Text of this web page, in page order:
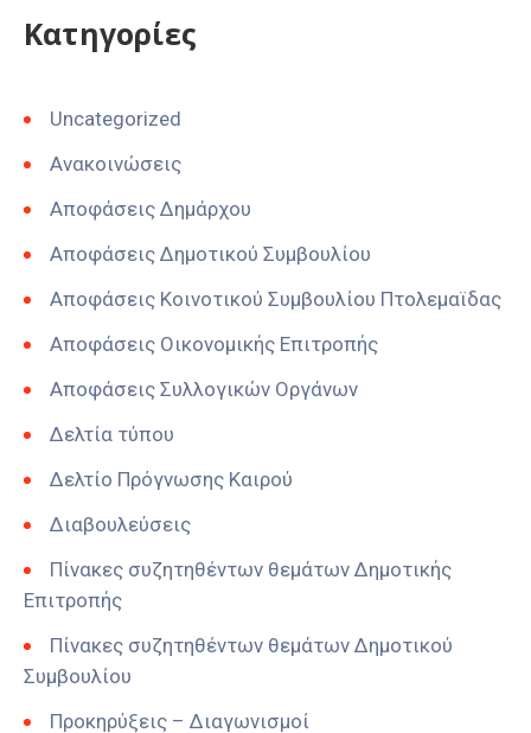
Kατηγορίες
Uncategorized
Ανακοινώσεις
Αποφάσεις Δημάρχου
Αποφάσεις Δημοτικού Συμβουλίου
Αποφάσεις Κοινοτικού Συμβουλίου Πτολεμαϊδας
Αποφάσεις Οικονομικής Επιτροπής
Αποφάσεις Συλλογικών Οργάνων
Δελτία τύπου
Δελτίο Πρόγνωσης Καιρού
Διαβουλεύσεις
Πίνακες συζητηθέντων θεμάτων Δημοτικής
Επιτροπής
Πίνακες συζητηθέντων θεμάτων Δημοτικού
Συμβουλίου
Προκηρύξεις – Διαγωνισμοί